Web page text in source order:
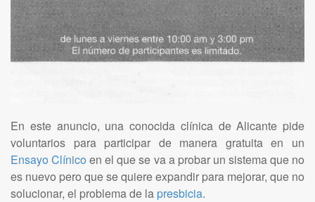
En este anuncio, una conocida clínica de Alicante pide
voluntarios para participar de manera gratuita en un
Ensayo Clínico en el que se va a probar un sistema que no
es nuevo pero que se quiere expandir para mejorar, que no
solucionar, el problema de la presbicia.